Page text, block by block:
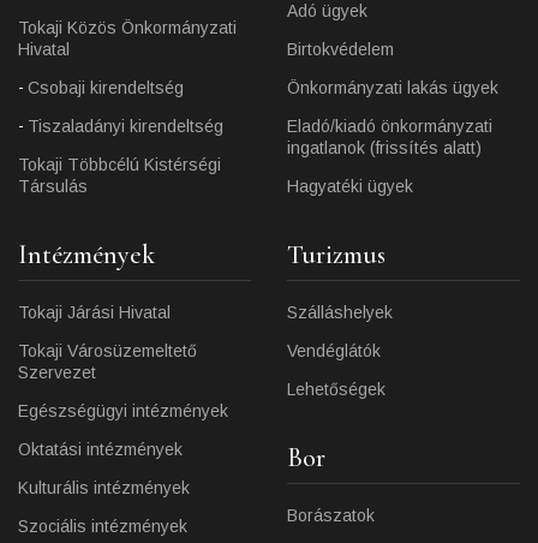
Tokaji Közös Önkormányzati
Hivatal
Csobaji kirendeltség
Tiszaladányi kirendeltség
Tokaji Többcélú Kistérségi
Társulás
Adó ügyek
Birtokvédelem
Önkormányzati lakás ügyek
Eladó/kiadó önkormányzati
ingatlanok (frissítés alatt)
Hagyatéki ügyek
Intézmények
Tokaji Járási Hivatal
Tokaji Városüzemeltető
Szervezet
Egészségügyi intézmények
Oktatási intézmények
Kulturális intézmények
Szociális intézmények
Turizmus
Szálláshelyek
Vendéglátók
Lehetőségek
Bor
Borászatok